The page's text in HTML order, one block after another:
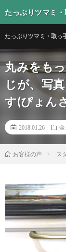
たっぷりツマミ
たっぷりツマミ・取っ
丸みをも
じが、写
す(ぴょん
2018.01.26 金
お客様の声 ス